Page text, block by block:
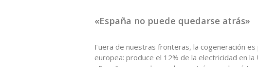
«España no puede quedarse atrás»
Fuera de nuestras fronteras, la cogeneración
europea: produce el 12% de la electricidad en la